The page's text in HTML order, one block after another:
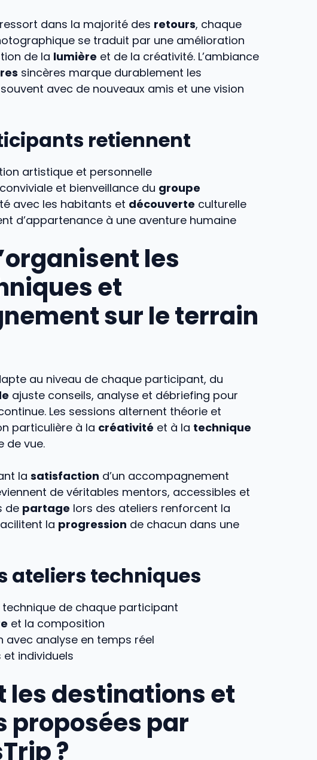
dans la majorité des retours, chaque
se traduit par une amélioration
de la lumière et de la créativité. L’ambiance
sincères marque durablement les
avec de nouveaux amis et une vision
retiennent
artistique et personnelle
et bienveillance du groupe
avec les habitants et découverte culturelle
d’appartenance à une aventure humaine
les
et
sur le terrain
au niveau de chaque participant, du
ajuste conseils, analyse et débriefing pour
Les sessions alternent théorie et
particulière à la créativité et à la technique
de vue.
la satisfaction d’un accompagnement
de véritables mentors, accessibles et
de partage lors des ateliers renforcent la
la progression de chacun dans une
ateliers techniques
technique de chaque participant
et la composition
avec analyse en temps réel
individuels
les destinations et
proposées par
?